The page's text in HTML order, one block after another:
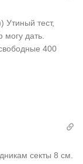
Утиный тест,
дать.
400
секты 8 см.